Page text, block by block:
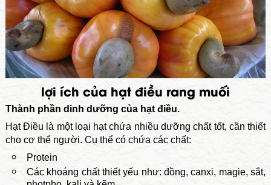
lợi ích của hạt điều rang muối
Thành phần dinh dưỡng của hạt điều.
Hạt Điều là một loại hạt chứa nhiều dưỡng chất tốt, cần thiết
cho cơ thể người. Cụ thể có chứa các chất:
Protein
Các khoáng chất thiết yếu như: đồng, canxi, magie, sắt,